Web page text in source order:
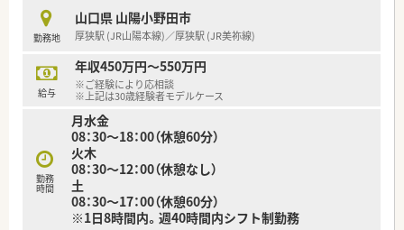
の間違いがないよう手元にカメラが映るようにしておりますの
で薬剤師・事務員ともに安心して就業して頂けます。
■配食サービスが店舗に来られますのでお弁当が必要な方は事
前に申し出ることで店舗までお弁当やパンを届けて頂けます。
■会社全体として平均残業時間は10時間/月程度、年間休日110
～111日、有給休暇消化日数は平均9日、平均年齢45歳です。
■2ヶ月に1回有給休暇の所得を推奨しており、3連休を取られる
方もいらっしゃいます。
■地域支援体制加算も取得しており、ジェネリック比率も90％
を超えております。
＜こんな方にもおすすめ＞
■地域に根付いた薬局で地域医療に貢献したい方
■オンとオフ切り替えてメリハリつけて勤務したい方
勤務地
山口県 山陽小野田市
厚狭駅 (JR山陽本線)／厚狭駅 (JR美祢線)
給与
年収450万円～550万円
※ご経験により応相談
※上記は30歳経験者モデルケース
勤務
時間
月水金
08：30～18：00（休憩60分）
火木
08：30～12：00（休憩なし）
土
08：30～17：00（休憩60分）
※1日8時間内。週40時間内シフト制勤務